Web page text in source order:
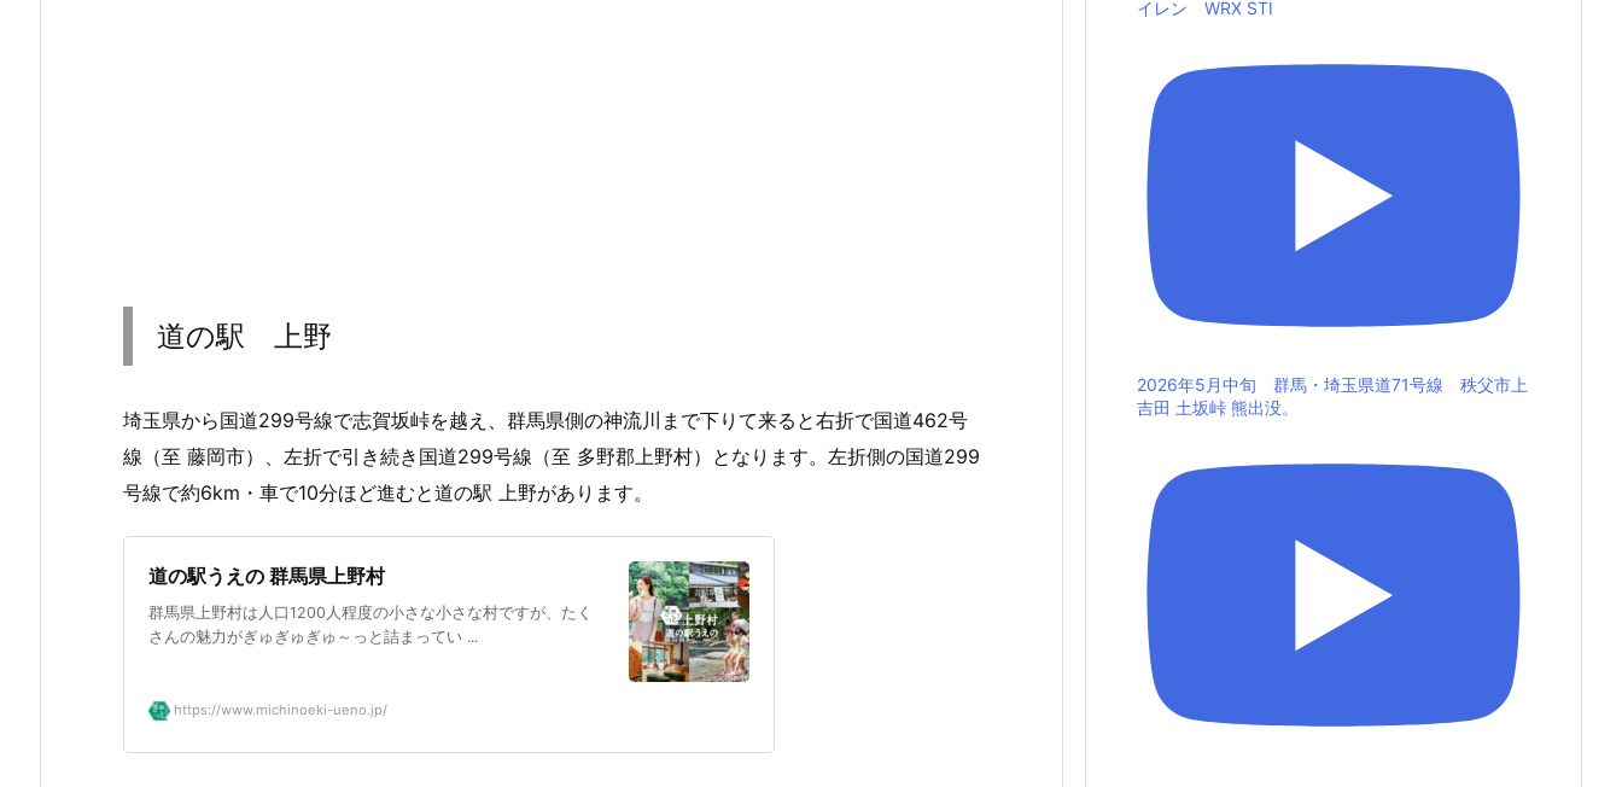
道の駅 上野
埼玉県から国道299号線で志賀坂峠を越え、群馬県側の神流川まで下りて来ると右折で国道462号
線（至 藤岡市）、左折で引き続き国道299号線（至 多野郡上野村）となります。左折側の国道299
号線で約6km・車で10分ほど進むと道の駅 上野があります。
道の駅うえの 群馬県上野村
群馬県上野村は人口1200人程度の小さな小さな村ですが、たく
さんの魅力がぎゅぎゅぎゅ～っと詰まってい ...
https://www.michinoeki-ueno.jp/
イレン WRX STI
2026年5月中旬 群馬・埼玉県道71号線 秩父市上
吉田 土坂峠 熊出没。